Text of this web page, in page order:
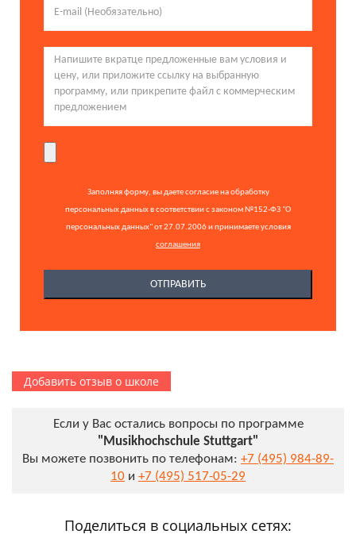
Заполняя форму, вы даете согласие на обработку
персональных данных в соответствии с законом №152-ФЗ "О
персональных данных" от 27.07.2006 и принимаете условия
соглашения
Добавить отзыв о школе
Если у Вас остались вопросы по программе
"Musikhochschule Stuttgart"
Вы можете позвонить по телефонам: +7 (495) 984-89-
10 и +7 (495) 517-05-29
Поделиться в социальных сетях: